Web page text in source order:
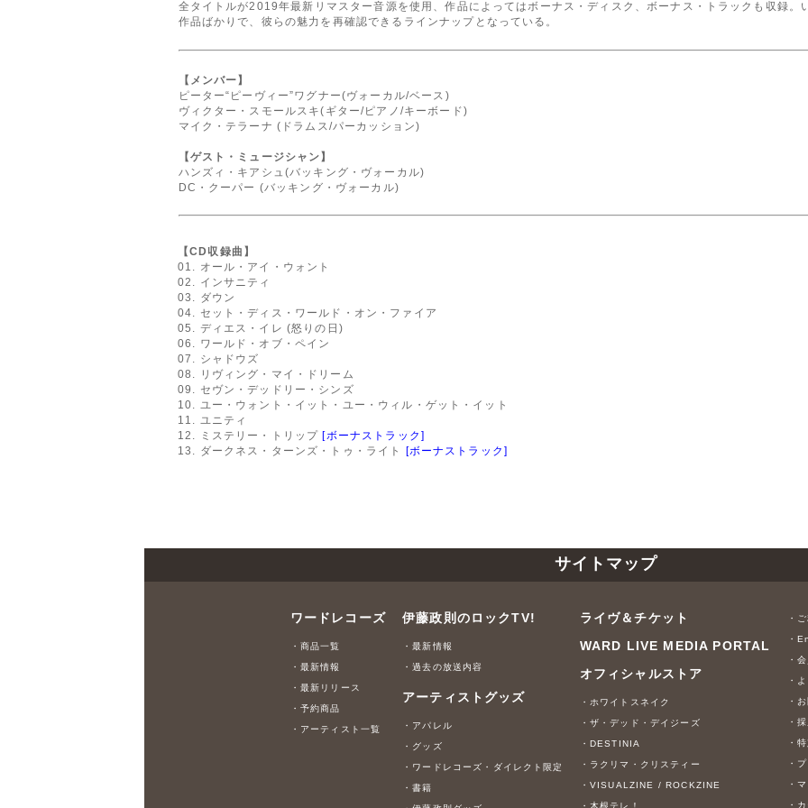
全タイトルが2019年最新リマスター音源を使用、作品によってはボーナス・ディスク、ボーナス・トラックも収録。
作品ばかりで、彼らの魅力を再確認できるラインナップとなっている。
【メンバー】
ピーター“ピーヴィー”ワグナー(ヴォーカル/ベース)
ヴィクター・スモールスキ(ギター/ピアノ/キーボード)
マイク・テラーナ (ドラムス/パーカッション)
【ゲスト・ミュージシャン】
ハンズィ・キアシュ(バッキング・ヴォーカル)
DC・クーパー (バッキング・ヴォーカル)
【CD収録曲】
01. オール・アイ・ウォント
02. インサニティ
03. ダウン
04. セット・ディス・ワールド・オン・ファイア
05. ディエス・イレ (怒りの日)
06. ワールド・オブ・ペイン
07. シャドウズ
08. リヴィング・マイ・ドリーム
09. セヴン・デッドリー・シンズ
10. ユー・ウォント・イット・ユー・ウィル・ゲット・イット
11. ユニティ
12. ミステリー・トリップ [ボーナストラック]
13. ダークネス・ターンズ・トゥ・ライト
[ボーナストラック]
サイトマップ
ワードレコーズ
・商品一覧
・最新情報
・最新リリース
・予約商品
・アーティスト一覧
伊藤政則のロックTV!
・最新情報
・過去の放送内容
アーティストグッズ
・アパレル
・グッズ
・ワードレコーズ・ダイレクト限定
・書籍
ライヴ＆チケット
WARD LIVE MEDIA PORTAL
オフィシャルストア
・ホワイトスネイク
・ザ・デッド・デイジーズ
・DESTINIA
・ラクリマ・クリスティー
・VISUALZINE / ROCKZINE
・
・
・
・
・
・
・
・
・
・